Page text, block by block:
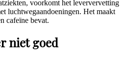
voorkomt het leververvetting
luchtwegaandoeningen. Het maakt
cafeïne bevat.
niet goed